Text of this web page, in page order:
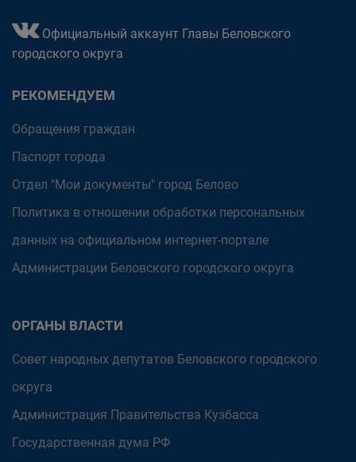
Официальный аккаунт Главы Беловского
городского округа
РЕКОМЕНДУЕМ
Обращения граждан
Паспорт города
Отдел "Мои документы" город Белово
Политика в отношении обработки персональных
данных на официальном интернет-портале
Администрации Беловского городского округа
ОРГАНЫ ВЛАСТИ
Совет народных депутатов Беловского городского
округа
Администрация Правительства Кузбасса
Государственная дума РФ